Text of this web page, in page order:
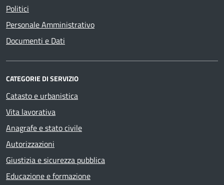
Politici
Personale Amministrativo
Documenti e Dati
CATEGORIE DI SERVIZIO
Catasto e urbanistica
Vita lavorativa
Anagrafe e stato civile
Autorizzazioni
Giustizia e sicurezza pubblica
Educazione e formazione